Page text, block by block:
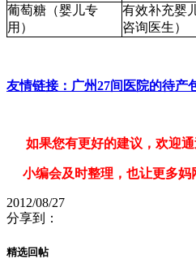
葡萄糖（婴儿专
用）
有效补充婴
咨询医生）
友情链接：广州27间医院的待产
如果您有更好的建议，欢迎
小编会及时整理，也让更多
2012/08/27
分享到：
精选回帖